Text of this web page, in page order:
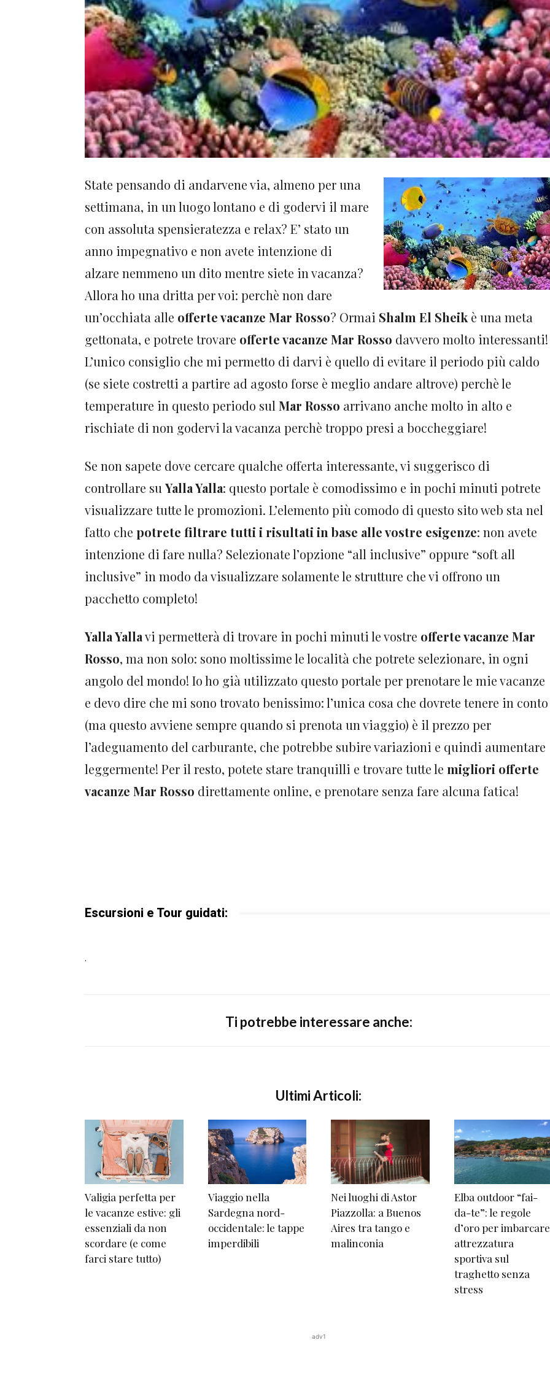
State pensando di andarvene via, almeno per una
settimana, in un luogo lontano e di godervi il mare
con assoluta spensieratezza e relax? E’ stato un
anno impegnativo e non avete intenzione di
alzare nemmeno un dito mentre siete in vacanza?
Allora ho una dritta per voi: perchè non dare
un’occhiata alle offerte vacanze Mar Rosso? Ormai Shalm El Sheik è una meta
gettonata, e potrete trovare offerte vacanze Mar Rosso davvero molto interessanti!
L’unico consiglio che mi permetto di darvi è quello di evitare il periodo più caldo
(se siete costretti a partire ad agosto forse è meglio andare altrove) perchè le
temperature in questo periodo sul Mar Rosso arrivano anche molto in alto e
rischiate di non godervi la vacanza perchè troppo presi a boccheggiare!
Se non sapete dove cercare qualche offerta interessante, vi suggerisco di
controllare su Yalla Yalla: questo portale è comodissimo e in pochi minuti potrete
visualizzare tutte le promozioni. L’elemento più comodo di questo sito web sta nel
fatto che potrete filtrare tutti i risultati in base alle vostre esigenze: non avete
intenzione di fare nulla? Selezionate l’opzione “all inclusive” oppure “soft all
inclusive” in modo da visualizzare solamente le strutture che vi offrono un
pacchetto completo!
Yalla Yallavi permetterà di trovare in pochi minuti le vostre offerte vacanze Mar
Rosso, ma non solo: sono moltissime le località che potrete selezionare, in ogni
angolo del mondo! Io ho già utilizzato questo portale per prenotare le mie vacanze
e devo dire che mi sono trovato benissimo: l’unica cosa che dovrete tenere in conto
(ma questo avviene sempre quando si prenota un viaggio) è il prezzo per
l’adeguamento del carburante, che potrebbe subire variazioni e quindi aumentare
leggermente! Per il resto, potete stare tranquilli e trovare tutte le migliori offerte
vacanze Mar Rosso direttamente online, e prenotare senza fare alcuna fatica!
Escursioni e Tour guidati:
.
Ti potrebbe interessare anche:
Ultimi Articoli:
Valigia perfetta per
le vacanze estive: gli
essenziali da non
scordare (e come
farci stare tutto)
Viaggio nella
Sardegna nord-
occidentale: le tappe
imperdibili
Nei luoghi di Astor
Piazzolla: a Buenos
Aires tra tango e
malinconia
Elba outdoor “fai-
da-te”: le regole
d’oro per imbarcare
attrezzatura
sportiva sul
traghetto senza
stress
adv1